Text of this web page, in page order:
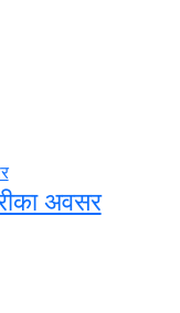
अवसर